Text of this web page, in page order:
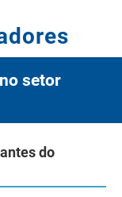
setor
do